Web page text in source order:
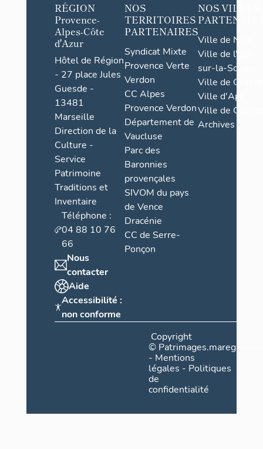
RÉGION
Provence-
Alpes-Côte
d'Azur
Hôtel de Région
- 27 place Jules
Guesde -
13481
Marseille
Direction de la
Culture -
Service
Patrimoine
Traditions et
Inventaire
Téléphone :
04 88 10 76
66
Nous
contacter
Aide
Accessibilité :
non conforme
NOS
TERRITOIRES
PARTENAIRES
Syndicat Mixte
Provence Verte
Verdon
CC Alpes
Provence Verdon
Département de
Vaucluse
Parc des
Baronnies
provençales
SIVOM du pays
de Vence
Dracénie
CC de Serre-
Ponçon
NOS VILLES
Ville de Nice
Ville de l'Isle-
sur-la-Sorgue
Ville de Grasse
Ville d'Apt
Ville de
Archives
Copyright
©
- Mentions
légales - Politiques
de
confidentialité